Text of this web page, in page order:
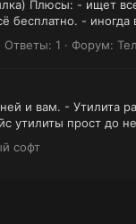
Плюсы: - ищет
- иногда
Ответы: 1 Форум:
и вам. - Утилита
утилиты прост до
софт